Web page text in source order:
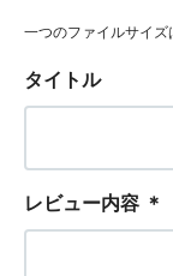
一つのファイルサイズ
タイトル
レビュー内容 ＊